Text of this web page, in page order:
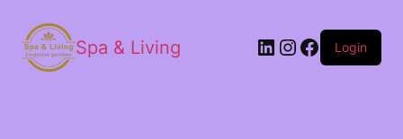
Spa & Living Login